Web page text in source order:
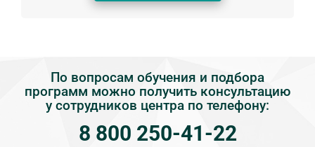
По вопросам обучения и подбора
программ можно получить консультацию
у сотрудников центра по телефону:
8 800 250-41-22